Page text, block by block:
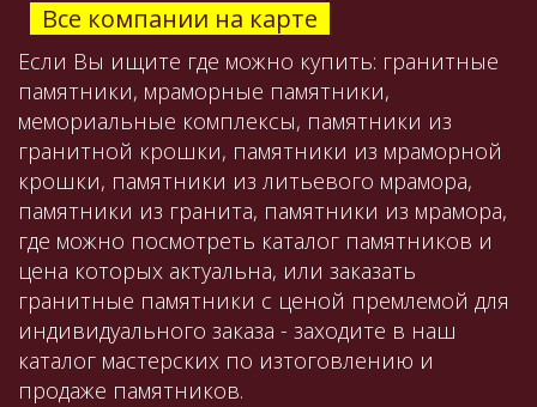
Все компании на карте
Если Вы ищите где можно купить: гранитные
памятники, мраморные памятники,
мемориальные комплексы, памятники из
гранитной крошки, памятники из мраморной
крошки, памятники из литьевого мрамора,
памятники из гранита, памятники из мрамора,
где можно посмотреть каталог памятников и
цена которых актуальна, или заказать
гранитные памятники с ценой премлемой для
индивидуального заказа - заходите в наш
каталог мастерских по изтоговлению и
продаже памятников.